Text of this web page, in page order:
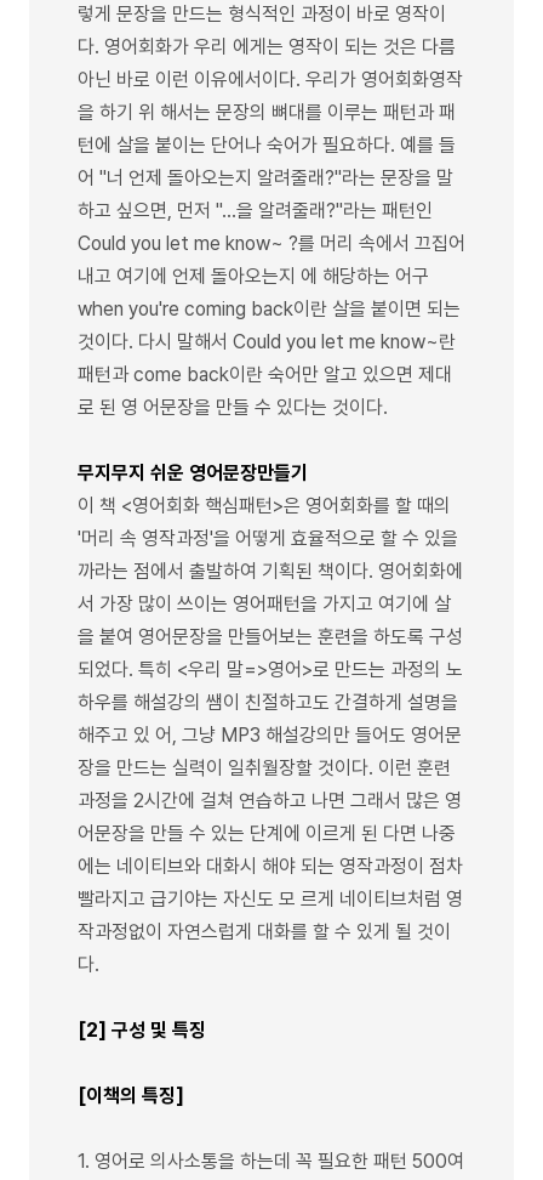
렇게 문장을 만드는 형식적인 과정이 바로 영작이
다. 영어회화가 우리 에게는 영작이 되는 것은 다름
아닌 바로 이런 이유에서이다. 우리가 영어회화영작
을 하기 위 해서는 문장의 뼈대를 이루는 패턴과 패
턴에 살을 붙이는 단어나 숙어가 필요하다. 예를 들
어 "너 언제 돌아오는지 알려줄래?"라는 문장을 말
하고 싶으면, 먼저 "…을 알려줄래?"라는 패턴인
Could you let me know~ ?를 머리 속에서 끄집어
내고 여기에 언제 돌아오는지 에 해당하는 어구
when you're coming back이란 살을 붙이면 되는
것이다. 다시 말해서 Could you let me know~란
패턴과 come back이란 숙어만 알고 있으면 제대
로 된 영 어문장을 만들 수 있다는 것이다.
무지무지 쉬운 영어문장만들기
이 책 <영어회화 핵심패턴>은 영어회화를 할 때의
'머리 속 영작과정'을 어떻게 효율적으로 할 수 있을
까라는 점에서 출발하여 기획된 책이다. 영어회화에
서 가장 많이 쓰이는 영어패턴을 가지고 여기에 살
을 붙여 영어문장을 만들어보는 훈련을 하도록 구성
되었다. 특히 <우리 말=>영어>로 만드는 과정의 노
하우를 해설강의 쌤이 친절하고도 간결하게 설명을
해주고 있 어, 그냥 MP3 해설강의만 들어도 영어문
장을 만드는 실력이 일취월장할 것이다. 이런 훈련
과정을 2시간에 걸쳐 연습하고 나면 그래서 많은 영
어문장을 만들 수 있는 단계에 이르게 된 다면 나중
에는 네이티브와 대화시 해야 되는 영작과정이 점차
빨라지고 급기야는 자신도 모 르게 네이티브처럼 영
작과정없이 자연스럽게 대화를 할 수 있게 될 것이
다.
[2] 구성 및 특징
[이책의 특징]
1. 영어로 의사소통을 하는데 꼭 필요한 패턴 500여